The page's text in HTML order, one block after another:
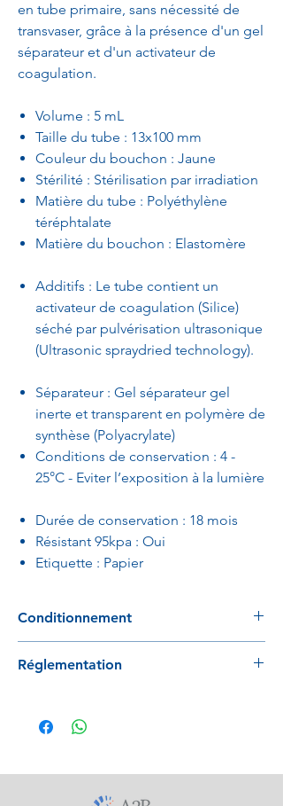
en tube primaire, sans nécessité de
transvaser, grâce à la présence d'un gel
séparateur et d'un activateur de
coagulation.
Volume : 5 mL
Taille du tube : 13x100 mm
Couleur du bouchon : Jaune
Stérilité : Stérilisation par irradiation
Matière du tube : Polyéthylène
téréphtalate
Matière du bouchon : Elastomère
Additifs : Le tube contient un
activateur de coagulation (Silice)
séché par pulvérisation ultrasonique
(Ultrasonic spraydried technology).
Séparateur : Gel séparateur gel
inerte et transparent en polymère de
synthèse (Polyacrylate)
Conditions de conservation : 4 -
25°C - Eviter l’exposition à la lumière
Durée de conservation : 18 mois
Résistant 95kpa : Oui
Etiquette : Papier
Conditionnement
12 racks / carton
Réglementation